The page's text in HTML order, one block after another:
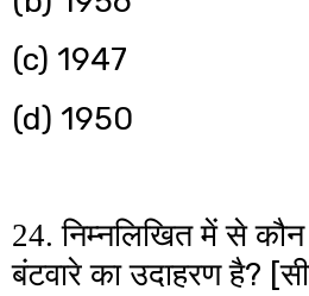
(c) 1947
(d) 1950
24. निम्नलिखित में से कौन
बंटवारे का उदाहरण है? [